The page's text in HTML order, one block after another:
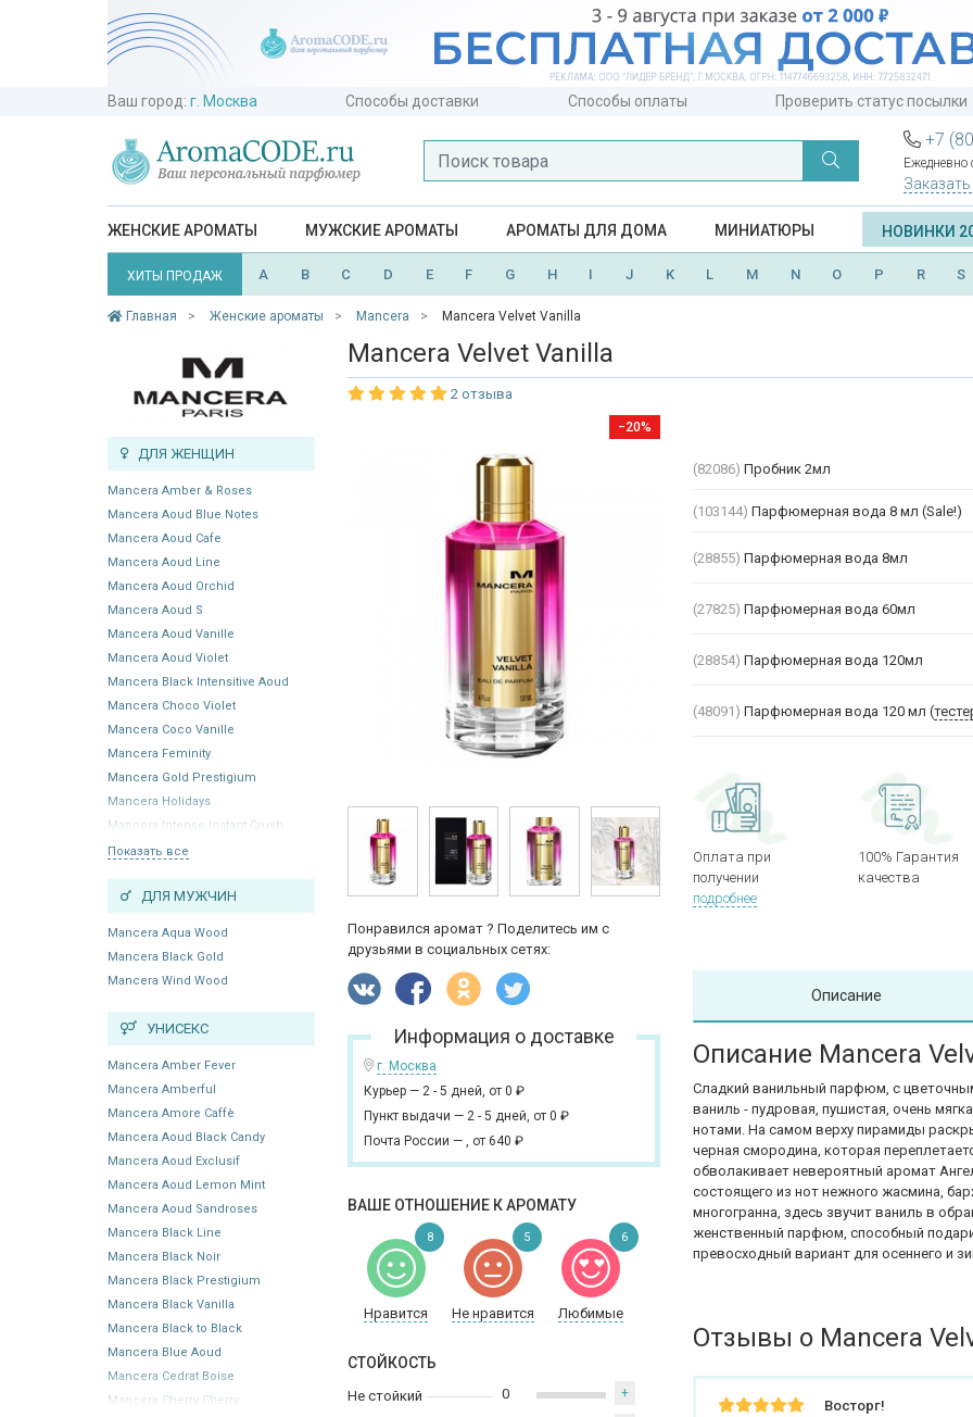
Ваш город: г. Москва Способы доставки Способы оплаты Проверить статус посылки
+7
Ежедневно
ЖЕНСКИЕ АРОМАТЫ МУЖСКИЕ АРОМАТЫ АРОМАТЫ ДЛЯ ДОМА МИНИАТЮРЫ НОВИНКИ
ХИТЫ ПРОДАЖ A B C D E F G H I J K L M N O P R S
Главная Женские ароматы Mancera Mancera Velvet Vanilla
ДЛЯ ЖЕНЩИН
Mancera Amber & Roses
Mancera Aoud Blue Notes
Mancera Aoud Cafe
Mancera Aoud Line
Mancera Aoud Orchid
Mancera Aoud S
Mancera Aoud Vanille
Mancera Aoud Violet
Mancera Black Intensitive Aoud
Mancera Choco Violet
Mancera Coco Vanille
Mancera Feminity
Mancera Gold Prestigium
Mancera Holidays
Mancera Intense Instant Crush
Показать все
ДЛЯ МУЖЧИН
Mancera Aqua Wood
Mancera Black Gold
Mancera Wind Wood
УНИСЕКС
Mancera Amber Fever
Mancera Amberful
Mancera Amore Caffè
Mancera Aoud Black Candy
Mancera Aoud Exclusif
Mancera Aoud Lemon Mint
Mancera Aoud Sandroses
Mancera Black Line
Mancera Black Noir
Mancera Black Prestigium
Mancera Black Vanilla
Mancera Black to Black
Mancera Blue Aoud
Mancera Cedrat Boise
Mancera Cherry Cherry
Mancera Velvet Vanilla
2 отзыва
−20%
Понравился аромат ? Поделитесь им с
друзьями в социальных сетях:
Информация о доставке
г. Москва
Курьер — 2 - 5 дней, от 0 ₽
Пункт выдачи — 2 - 5 дней, от 0 ₽
Почта России — , от 640 ₽
ВАШЕ ОТНОШЕНИЕ К АРОМАТУ
Нравится Не нравится Любимые
8 5 6
СТОЙКОСТЬ
Не стойкий
0 +
(82086) Пробник 2мл
(103144) Парфюмерная вода 8 мл (Sale!)
(28855) Парфюмерная вода 8мл
(27825) Парфюмерная вода 60мл
(28854) Парфюмерная вода 120мл
(48091) Парфюмерная вода 120 мл (
Оплата при
получении
подробнее
100% Гарантия
качества
Описание
Описание Mancera
Сладкий ванильный парфюм, с
ваниль - пудровая, пушистая, очень
нотами. На самом верху пирамиды
черная смородина, которая
обволакивает невероятный аромат
состоящего из нот нежного жасмина,
многогранна, здесь звучит ваниль в
женственный парфюм, способный
превосходный вариант для осеннего и
Отзывы о Mancera
Восторг!